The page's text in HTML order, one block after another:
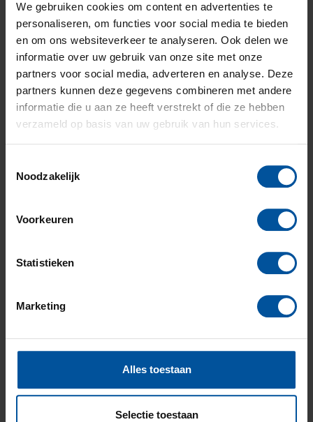
We gebruiken cookies om content en advertenties te
personaliseren, om functies voor social media te bieden
en om ons websiteverkeer te analyseren. Ook delen we
informatie over uw gebruik van onze site met onze
partners voor social media, adverteren en analyse. Deze
partners kunnen deze gegevens combineren met andere
informatie die u aan ze heeft verstrekt of die ze hebben
verzameld op basis van uw gebruik van hun services.
Noodzakelijk
Voorkeuren
Statistieken
Marketing
Alles toestaan
Selectie toestaan
Is het jou niet te doen om de bijverdiensten, zorg
dan dat je spullen een mooie nieuwe bestemming
krijgen. Doneer het bij de lokale kringloopwinkel
bijvoorbeeld. Vaak gaat de opbrengst van deze
winkels weer naar goede doelen. Duurzaam, lokaal
en sociaal.
Voordelen
van grondstoffen